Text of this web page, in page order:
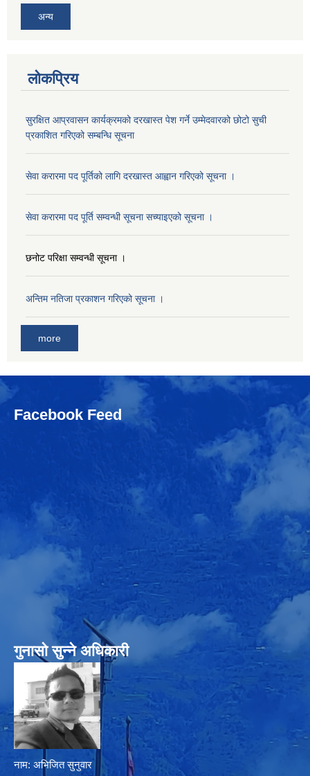
अन्य
लोकप्रिय
सुरक्षित आप्रवासन कार्यक्रमको दरखास्त पेश गर्ने उम्मेदवारको छोटो सुची
प्रकाशित गरिएको सम्बन्धि सूचना
सेवा करारमा पद पूर्तिको लागि दरखास्त आह्वान गरिएको सूचना ।
सेवा करारमा पद पूर्ति सम्वन्धी सूचना सच्याइएको सूचना ।
छनोट परिक्षा सम्वन्धी सूचना ।
अन्तिम नतिजा प्रकाशन गरिएको सूचना ।
more
Facebook Feed
गुनासो सुन्‍ने अधिकारी
नाम: अभिजित सुनुवार